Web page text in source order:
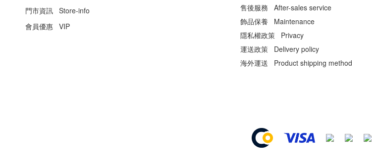
門市資訊 Store-info
會員優惠 VIP
售後服務 After-sales service
飾品保養 Maintenance
隱私權政策 Privacy
運送政策 Delivery policy
海外運送 Product shipping method